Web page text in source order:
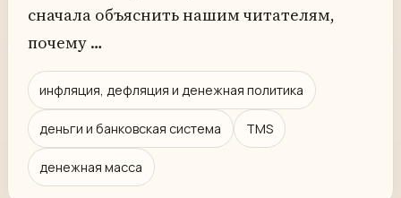
сначала объяснить нашим читателям,
почему …
инфляция, дефляция и денежная политика
деньги и банковская система TMS
денежная масса